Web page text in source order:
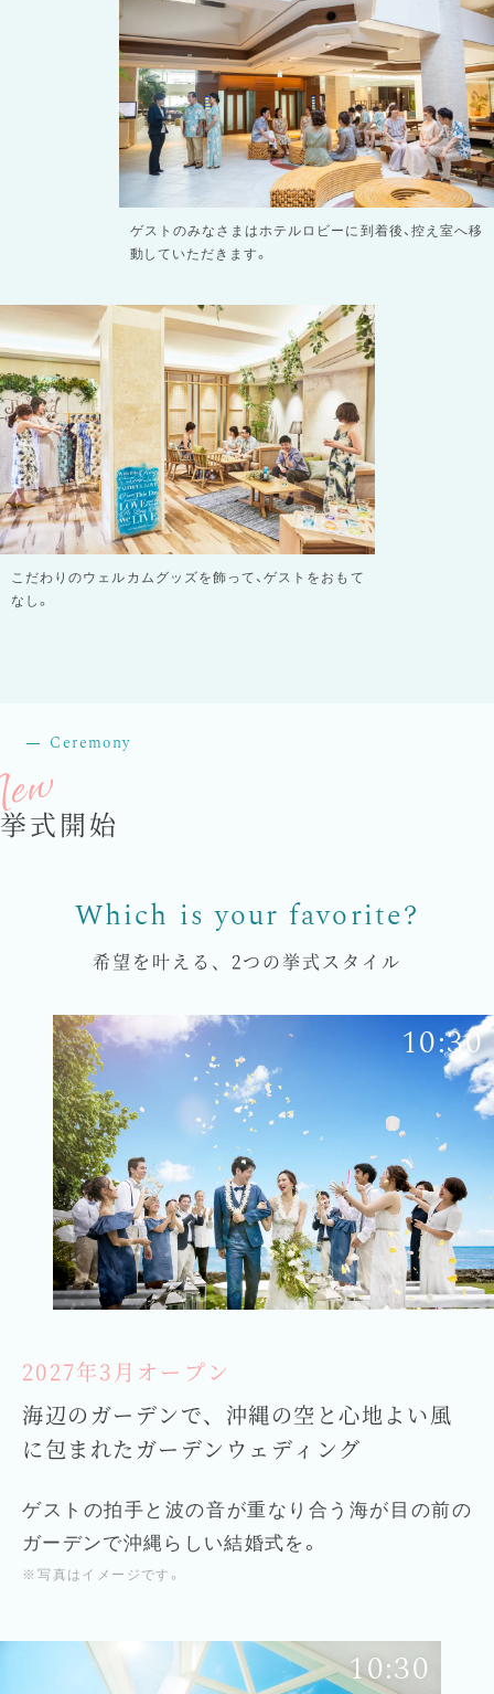
ゲストのみなさまはホテルロビーに到着後、控え室へ移
動していただきます。
こだわりのウェルカムグッズを飾って、ゲストをおもて
なし。
Ceremony
挙式開始
希望を叶える、2つの挙式スタイル
10:30
2027年3月オープン
海辺のガーデンで、沖縄の空と心地よい風
に包まれたガーデンウェディング
ゲストの拍手と波の音が重なり合う 海が目の前の
ガーデンで沖縄らしい結婚式を。
写真はイメージです。
10:30